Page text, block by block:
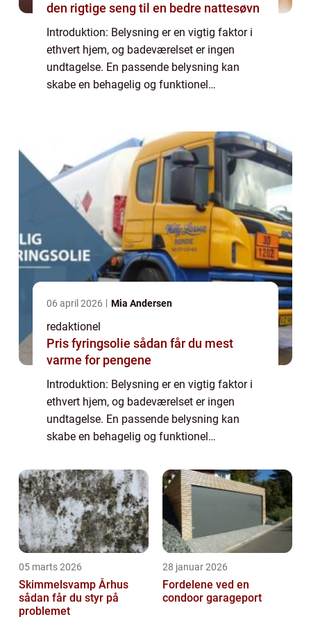
den rigtige seng til en bedre nattesøvn
Introduktion: Belysning er en vigtig faktor i
ethvert hjem, og badeværelset er ingen
undtagelse. En passende belysning kan
skabe en behagelig og funktionel
06 april 2026 Mia Andersen
redaktionel
Pris fyringsolie sådan får du mest
varme for pengene
Introduktion: Belysning er en vigtig faktor i
ethvert hjem, og badeværelset er ingen
undtagelse. En passende belysning kan
skabe en behagelig og funktionel
vil vi dykke ned i verden af lamper til
badeværelse...
05 marts 2026
Skimmelsvamp Århus
sådan får du styr på
problemet
28 januar 2026
Fordelene ved en
condoor garageport